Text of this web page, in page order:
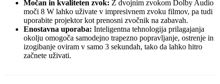
Močan in kvaliteten zvok: Z dvojnim zvokom Dolby Audio
moči 8 W lahko uživate v impresivnem zvoku filmov, pa tudi
uporabite projektor kot prenosni zvočnik na zabavah.
Enostavna uporaba: Inteligentna tehnologija prilagajanja
okolju omogoča samodejno trapezno popravljanje, ostrenje in
izogibanje oviram v samo 3 sekundah, tako da lahko hitro
začnete uživati.